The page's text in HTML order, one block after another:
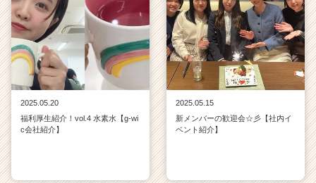
2025.05.20
福利厚生紹介！vol.4 水素水【g-wi
c会社紹介】
2025.05.15
新メンバーの歓迎会☆彡【社内イ
ベント紹介】